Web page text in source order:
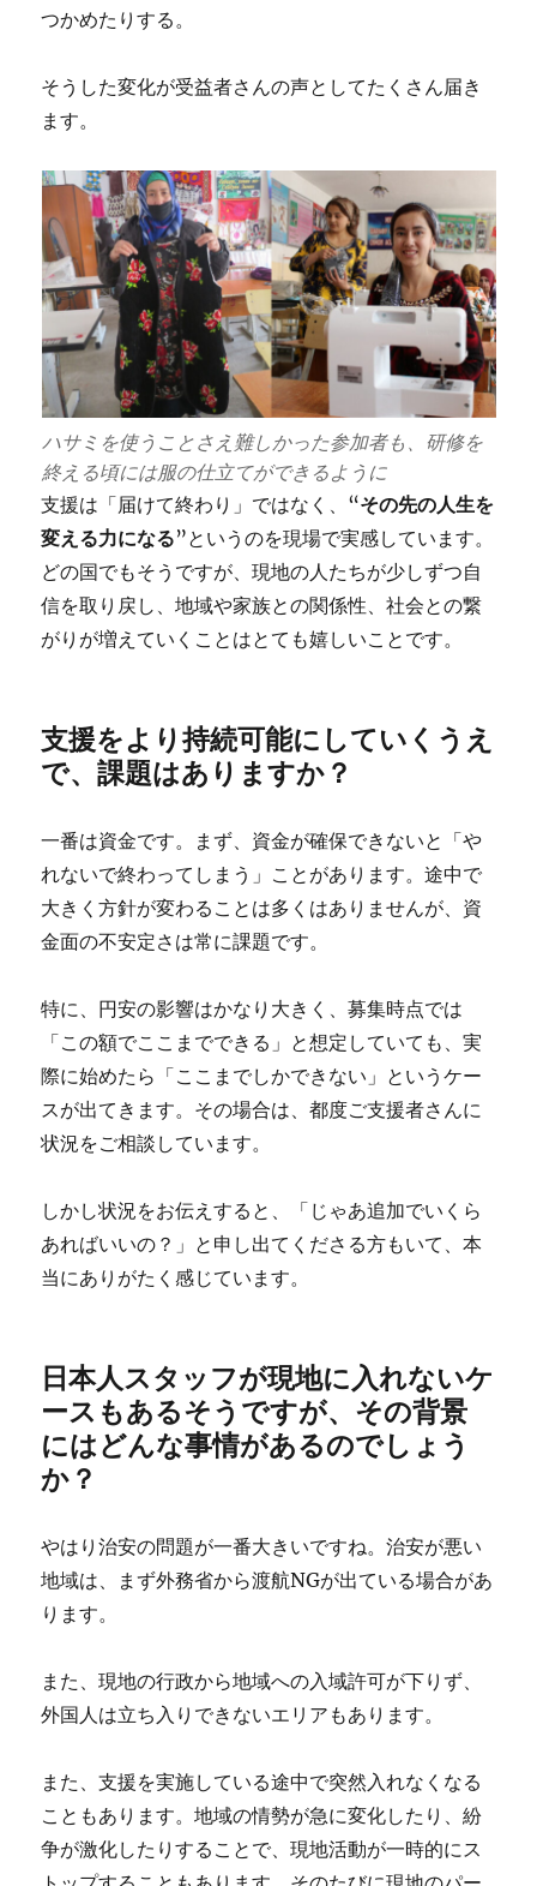
つかめたりする。
そうした変化が受益者さんの声としてたくさん届き
ます。
ハサミを使うことさえ難しかった参加者も、研修を
終える頃には服の仕立てができるように
支援は「届けて終わり」ではなく、“その先の人生を
変える力になる”というのを現場で実感しています。
どの国でもそうですが、現地の人たちが少しずつ自
信を取り戻し、地域や家族との関係性、社会との繋
がりが増えていくことはとても嬉しいことです。
支援をより持続可能にしていくうえ
で、課題はありますか？
一番は資金です。まず、資金が確保できないと「や
れないで終わってしまう」ことがあります。途中で
大きく方針が変わることは多くはありませんが、資
金面の不安定さは常に課題です。
特に、円安の影響はかなり大きく、募集時点では
「この額でここまでできる」と想定していても、実
際に始めたら「ここまでしかできない」というケー
スが出てきます。その場合は、都度ご支援者さんに
状況をご相談しています。
しかし状況をお伝えすると、「じゃあ追加でいくら
あればいいの？」と申し出てくださる方もいて、本
当にありがたく感じています。
日本人スタッフが現地に入れないケ
ースもあるそうですが、その背景
にはどんな事情があるのでしょう
か？
やはり治安の問題が一番大きいですね。治安が悪い
地域は、まず外務省から渡航NGが出ている場合があ
ります。
また、現地の行政から地域への入域許可が下りず、
外国人は立ち入りできないエリアもあります。
また、支援を実施している途中で突然入れなくなる
こともあります。地域の情勢が急に変化したり、紛
争が激化したりすることで、現地活動が一時的にス